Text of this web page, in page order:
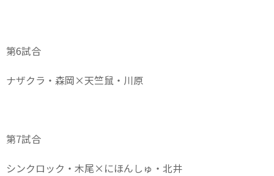
第6試合
ナザクラ・森岡×天竺鼠・川原
第7試合
シンクロック・木尾×にほんしゅ・北井